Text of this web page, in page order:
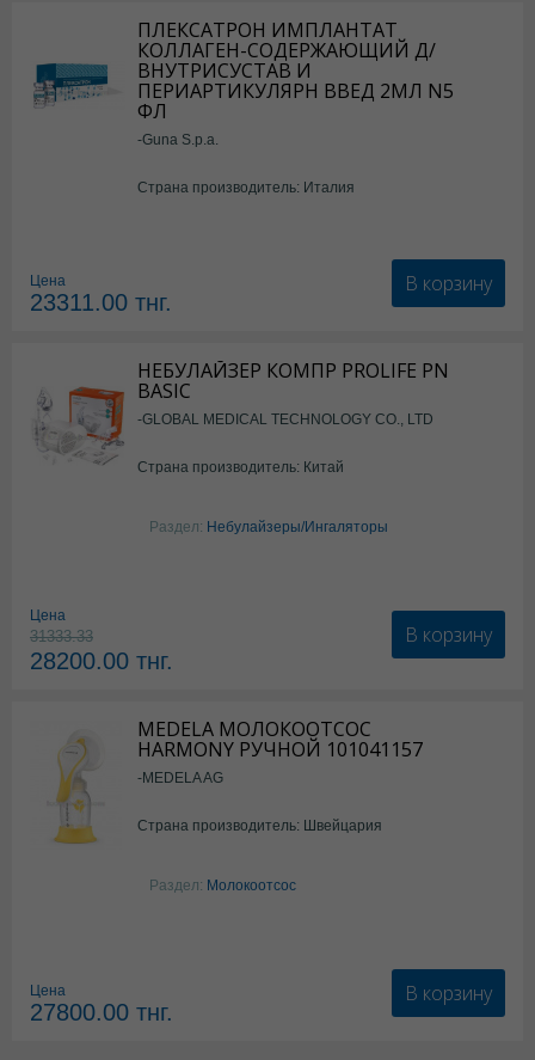
ПЛЕКСАТРОН ИМПЛАНТАТ
КОЛЛАГЕН-СОДЕРЖАЮЩИЙ Д/
ВНУТРИСУСТАВ И
ПЕРИАРТИКУЛЯРН ВВЕД 2МЛ N5
ФЛ
-Guna S.p.a.
Страна производитель: Италия
Цена
23311.00 тнг.
В корзину
НЕБУЛАЙЗЕР КОМПР PROLIFE PN
BASIC
-GLOBAL MEDICAL TECHNOLOGY CO., LTD
Страна производитель: Китай
Раздел: Небулайзеры/Ингаляторы
Цена
31333.33
28200.00 тнг.
В корзину
MEDELA МОЛОКООТСОС
HARMONY РУЧНОЙ 101041157
-MEDELA AG
Страна производитель: Швейцария
Раздел: Молокоотсос
Цена
27800.00 тнг.
В корзину